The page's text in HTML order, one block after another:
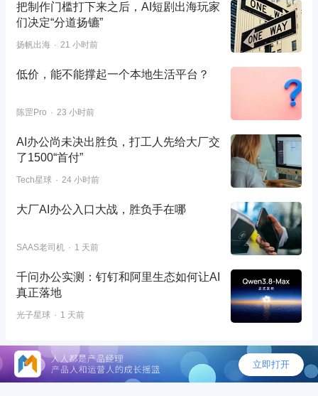
把制作门槛打下来之后，AI短剧出海玩家
们决定“分道扬镳”
扬帆出海 21 小时前
低价，能不能撑起一个本地生活平台？
陈罡Pro 23 小时前
AI办公尚未决出胜负，打工人先给大厂交
了1500“首付”
Tech星球 24 小时前
大厂AI办公入口大战，胜负手在哪
SAAS老司机 1 天前
千问办公实测：钉钉和阿里生态如何让AI
真正落地
光子星球 1 天前
©2026 - 人人都是产品经理